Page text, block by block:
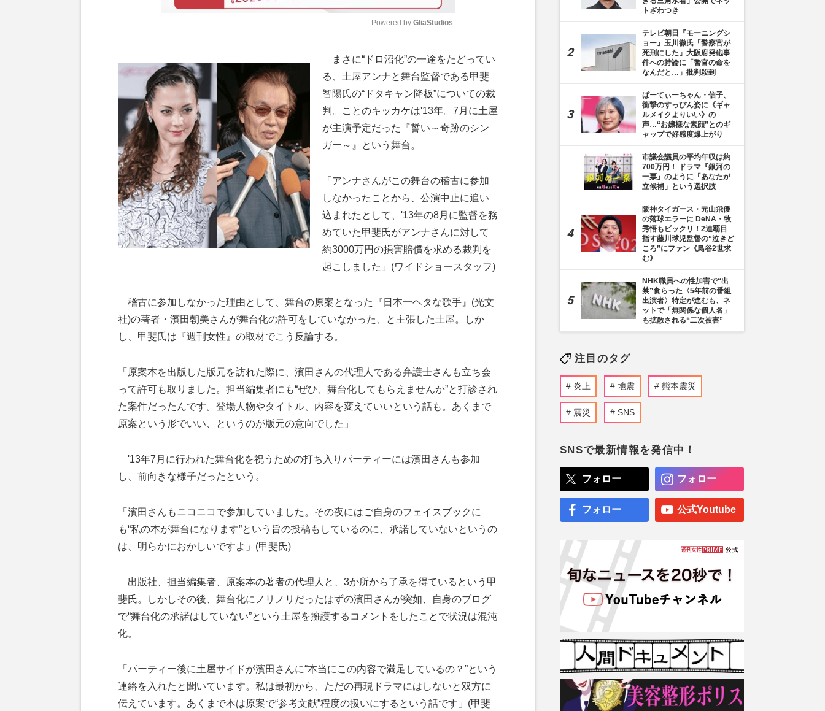
M
u
e
Powered by GliaStudios
まさに“ドロ沼化”の一途をたどってい
る、土屋アンナと舞台監督である甲斐
智陽氏の“ドタキャン降板”についての裁
判。ことのキッカケは'13年。7月に土屋
が主演予定だった『誓い～奇跡のシン
ガー～』という舞台。
「アンナさんがこの舞台の稽古に参加
しなかったことから、公演中止に追い
込まれたとして、'13年の8月に監督を務
めていた甲斐氏がアンナさんに対して
約3000万円の損害賠償を求める裁判を
起こしました」(ワイドショースタッフ)
稽古に参加しなかった理由として、舞台の原案となった『日本一ヘタな歌手』(光文
社)の著者・濱田朝美さんが舞台化の許可をしていなかった、と主張した土屋。しか
し、甲斐氏は『週刊女性』の取材でこう反論する。
「原案本を出版した版元を訪れた際に、濱田さんの代理人である弁護士さんも立ち会
って許可も取りました。担当編集者にも“ぜひ、舞台化してもらえませんか”と打診され
た案件だったんです。登場人物やタイトル、内容を変えていいという話も。あくまで
原案という形でいい、というのが版元の意向でした」
'13年7月に行われた舞台化を祝うための打ち入りパーティーには濱田さんも参加
し、前向きな様子だったという。
「濱田さんもニコニコで参加していました。その夜にはご自身のフェイスブックに
も“私の本が舞台になります”という旨の投稿もしているのに、承諾していないというの
は、明らかにおかしいですよ」(甲斐氏)
出版社、担当編集者、原案本の著者の代理人と、3か所から了承を得ているという甲
斐氏。しかしその後、舞台化にノリノリだったはずの濱田さんが突如、自身のブログ
で“舞台化の承諾はしていない”という土屋を擁護するコメントをしたことで状況は混沌
化。
「パーティー後に土屋サイドが濱田さんに“本当にこの内容で満足しているの？”という
連絡を入れたと聞いています。私は最初から、ただの再現ドラマにはしないと双方に
伝えています。あくまで本は原案で“参考文献”程度の扱いにするという話です」(甲斐
トざわつき
テレビ朝日『モーニングシ
ョー』玉川徹氏「警察官が
死刑にした」大阪府発砲事
件への持論に「警官の命を
なんだと…」批判殺到
ぱーてぃーちゃん・信子、
衝撃のすっぴん姿に《ギャ
ルメイクよりいい》の
声…“お嬢様な素顔”とのギ
ャップで好感度爆上がり
市議会議員の平均年収は約
700万円！ ドラマ『銀河の
一票』のように「あなたが
立候補」という選択肢
阪神タイガース・元山飛優
の落球エラーに DeNA・牧
秀悟もビックリ！2連覇目
指す藤川球児監督の“泣きど
ころ”にファン《鳥谷2世求
む》
NHK職員への性加害で“出
禁”食らった〈5年前の番組
出演者〉特定が進むも、ネ
ットで「無関係な個人名」
も拡散される“二次被害”
注目のタグ
炎上 地震 熊本震災
震災 SNS
SNSで最新情報を発信中！
フォロー フォロー
フォロー 公式Youtube